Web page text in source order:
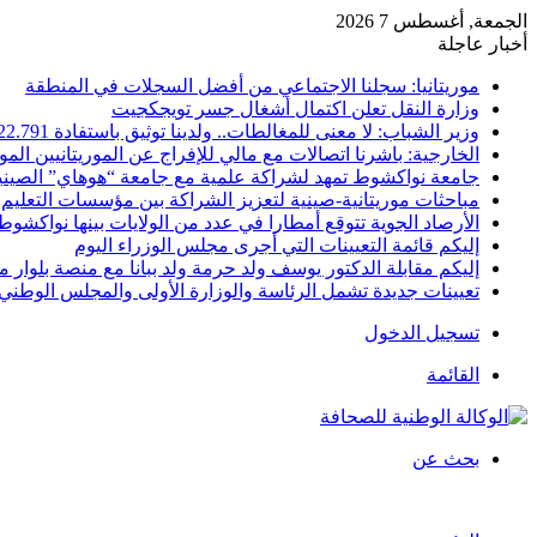
الجمعة, أغسطس 7 2026
أخبار عاجلة
موريتانيا: سجلنا الاجتماعي من أفضل السجلات في المنطقة
وزارة النقل تعلن اكتمال أشغال جسر تويجكجيت
وزير الشباب: لا معنى للمغالطات.. ولدينا توثيق باستفادة 22.791
الخارجية: باشرنا اتصالات مع مالي للإفراج عن الموريتانيين
جامعة نواكشوط تمهد لشراكة علمية مع جامعة “هوهاي”
مباحثات موريتانية-صينية لتعزيز الشراكة بين مؤسسات التعليم
الأرصاد الجوية تتوقع أمطارا في عدد من الولايات بينها
إليكم قائمة التعيينات التي أجرى مجلس الوزراء اليوم
إليكم مقابلة الدكتور يوسف ولد حرمة ولد ببانا مع منصة بلوار
تعيينات جديدة تشمل الرئاسة والوزارة الأولى والمجلس
تسجيل الدخول
القائمة
بحث عن